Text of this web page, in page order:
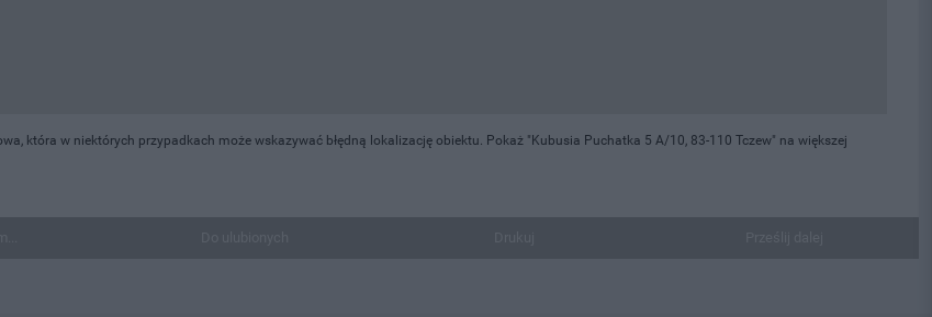
która w niektórych przypadkach może wskazywać błędną lokalizację obiektu. Pokaż "Kubusia Puchatka 5 A/10, 83-110 Tczew" na większej